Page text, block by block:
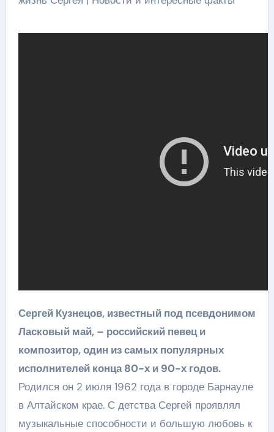
Сергей Кузнецов, известный под псевдонимом
Ласковый май, – российский певец и
композитор, один из самых популярных
исполнителей конца 80-х и 90-х годов.
Родился он 2 июля 1962 года в городе Барнауле
в Алтайском крае. С детства Сергей проявлял
музыкальные способности и большую любовь к